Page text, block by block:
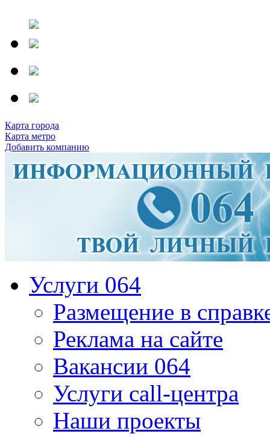
Карта города
Карта метро
Добавить компанию
Услуги 064
Размещение в
Реклама на сайте
Вакансии 064
Услуги call-центра
Наши проекты